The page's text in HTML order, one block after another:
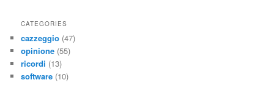
CATEGORIES
cazzeggio (47)
opinione (55)
ricordi (13)
software (10)